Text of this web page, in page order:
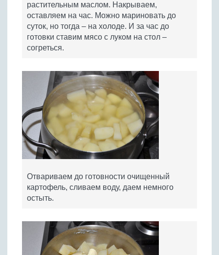
растительным маслом. Накрываем,
оставляем на час. Можно мариновать до
суток, но тогда – на холоде. И за час до
готовки ставим мясо с луком на стол –
согреться.
Отвариваем до готовности очищенный
картофель, сливаем воду, даем немного
остыть.